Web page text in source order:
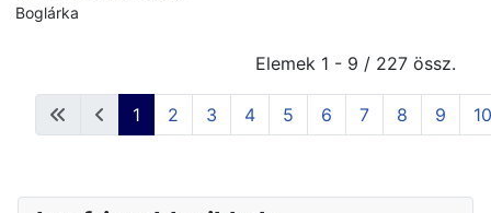
Boglárka
Elemek 1 - 9 / 227 össz.
1 2 3 4 5 6 7 8 9 10